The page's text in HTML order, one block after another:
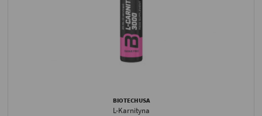
BIOTECHUSA
L-Karnityna